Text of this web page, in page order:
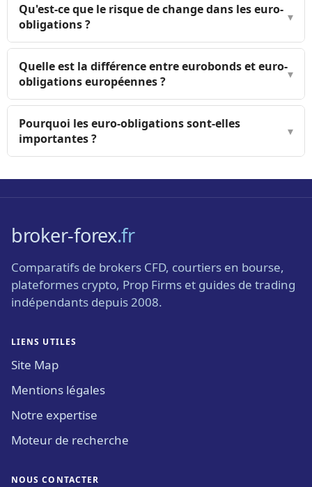
Qu'est-ce que le risque de change dans les euro-
obligations ?
▾
Quelle est la différence entre eurobonds et euro-
obligations européennes ?
▾
Pourquoi les euro-obligations sont-elles
importantes ?
▾
broker-forex.fr
Comparatifs de brokers CFD, courtiers en bourse,
plateformes crypto, Prop Firms et guides de trading
indépendants depuis 2008.
LIENS UTILES
Site Map
Mentions légales
Notre expertise
Moteur de recherche
NOUS CONTACTER